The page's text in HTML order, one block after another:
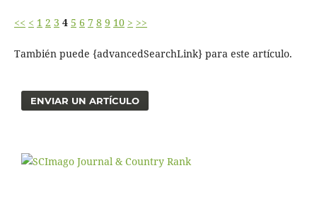
<< < 1 2 3 4 5 6 7 8 9 10 > >>
También puede {advancedSearchLink} para este artículo.
ENVIAR UN ARTÍCULO